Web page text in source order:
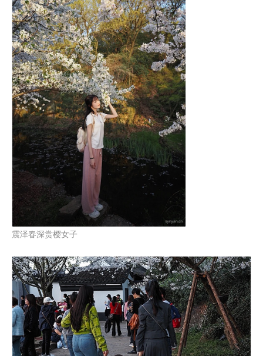
震泽春深赏樱女子